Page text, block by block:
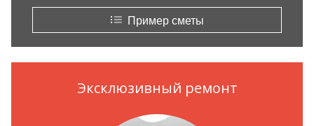
Пример сметы
Эксклюзивный ремонт